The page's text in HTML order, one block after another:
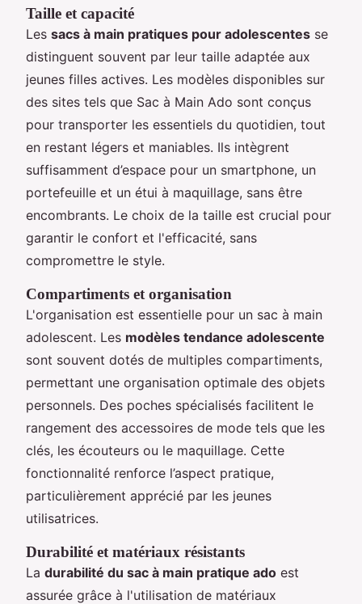
Taille et capacité
Les sacs à main pratiques pour adolescentes se
distinguent souvent par leur taille adaptée aux
jeunes filles actives. Les modèles disponibles sur
des sites tels que Sac à Main Ado sont conçus
pour transporter les essentiels du quotidien, tout
en restant légers et maniables. Ils intègrent
suffisamment d’espace pour un smartphone, un
portefeuille et un étui à maquillage, sans être
encombrants. Le choix de la taille est crucial pour
garantir le confort et l'efficacité, sans
compromettre le style.
Compartiments et organisation
L'organisation est essentielle pour un sac à main
adolescent. Les modèles tendance adolescente
sont souvent dotés de multiples compartiments,
permettant une organisation optimale des objets
personnels. Des poches spécialisés facilitent le
rangement des accessoires de mode tels que les
clés, les écouteurs ou le maquillage. Cette
fonctionnalité renforce l’aspect pratique,
particulièrement apprécié par les jeunes
utilisatrices.
Durabilité et matériaux résistants
La durabilité du sac à main pratique ado est
assurée grâce à l'utilisation de matériaux